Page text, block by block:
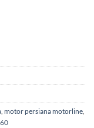
, motor persiana motorline,